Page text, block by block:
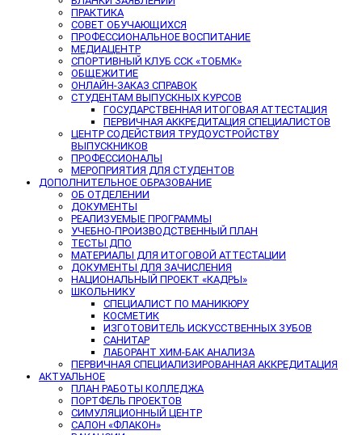
ПРАКТИКА
СОВЕТ ОБУЧАЮЩИХСЯ
ПРОФЕССИОНАЛЬНОЕ ВОСПИТАНИЕ
МЕДИАЦЕНТР
СПОРТИВНЫЙ КЛУБ ССК «ТОБМК»
ОБЩЕЖИТИЕ
ОНЛАЙН-ЗАКАЗ СПРАВОК
СТУДЕНТАМ ВЫПУСКНЫХ КУРСОВ
ГОСУДАРСТВЕННАЯ ИТОГОВАЯ АТТЕСТАЦИЯ
ПЕРВИЧНАЯ АККРЕДИТАЦИЯ СПЕЦИАЛИСТОВ
ЦЕНТР СОДЕЙСТВИЯ ТРУДОУСТРОЙСТВУ
ВЫПУСКНИКОВ
ПРОФЕССИОНАЛЫ
МЕРОПРИЯТИЯ ДЛЯ СТУДЕНТОВ
ДОПОЛНИТЕЛЬНОЕ ОБРАЗОВАНИЕ
ОБ ОТДЕЛЕНИИ
ДОКУМЕНТЫ
РЕАЛИЗУЕМЫЕ ПРОГРАММЫ
УЧЕБНО-ПРОИЗВОДСТВЕННЫЙ ПЛАН
ТЕСТЫ ДПО
МАТЕРИАЛЫ ДЛЯ ИТОГОВОЙ АТТЕСТАЦИИ
ДОКУМЕНТЫ ДЛЯ ЗАЧИСЛЕНИЯ
НАЦИОНАЛЬНЫЙ ПРОЕКТ «КАДРЫ»
ШКОЛЬНИКУ
СПЕЦИАЛИСТ ПО МАНИКЮРУ
КОСМЕТИК
ИЗГОТОВИТЕЛЬ ИСКУССТВЕННЫХ ЗУБОВ
САНИТАР
ЛАБОРАНТ ХИМ-БАК АНАЛИЗА
ПЕРВИЧНАЯ СПЕЦИАЛИЗИРОВАННАЯ АККРЕДИТАЦИЯ
АКТУАЛЬНОЕ
ПЛАН РАБОТЫ КОЛЛЕДЖА
ПОРТФЕЛЬ ПРОЕКТОВ
СИМУЛЯЦИОННЫЙ ЦЕНТР
САЛОН «ФЛАКОН»